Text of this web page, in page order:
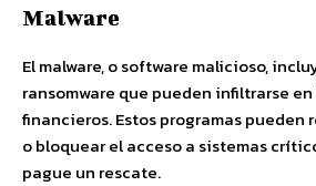
Malware
El malware, o software malicioso,
ransomware que pueden infiltrarse
financieros. Estos programas pueden
o bloquear el acceso a sistemas
pague un rescate.